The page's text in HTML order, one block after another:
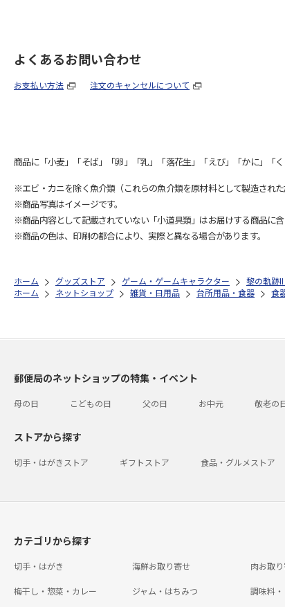
よくあるお問い合わせ
お支払い方法 注文のキャンセルについて
商品に「小麦」「そば」「卵」「乳」「落花生」「えび」「かに」「
※エビ・カニを除く魚介類（これらの魚介類を原材料として製造され
※商品写真はイメージです。
※商品内容として記載されていない「小道具類」はお届けする商品に含
※商品の色は、印刷の都合により、実際と異なる場合があります。
ホーム グッズストア ゲーム・ゲームキャラクター 黎の軌跡
ホーム
ネットショップ 雑貨・日用品 台所用品・食器 食
郵便局のネットショップの特集・イベント
母の日 こどもの日 父の日 お中元 敬老の
ストアから探す
切手・はがきストア ギフトストア 食品・グルメストア
カテゴリから探す
切手・はがき 海鮮お取り寄せ 肉お取
梅干し・惣菜・カレー ジャム・はちみつ 調味料